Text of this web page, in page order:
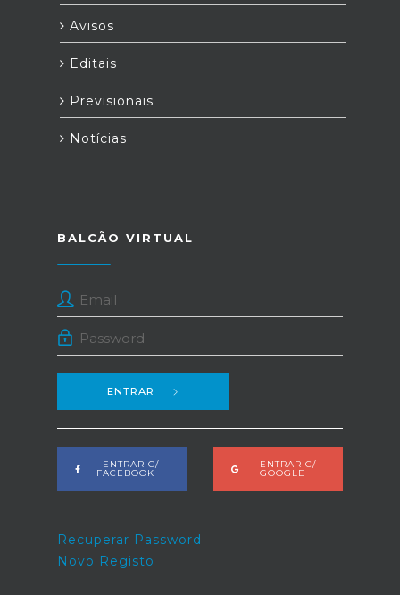
Avisos
Editais
Previsionais
Notícias
BALCÃO VIRTUAL
ENTRAR
ENTRAR C/
FACEBOOK
ENTRAR C/
GOOGLE
Recuperar Password
Novo Registo